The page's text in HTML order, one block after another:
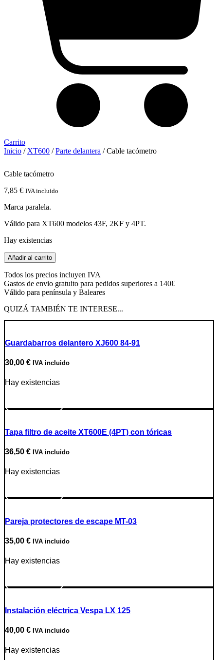
Carrito
Inicio / XT600 /Parte delantera / Cable tacómetro
Cable tacómetro
7,85 € IVA incluido
Marca paralela.
Válido para XT600 modelos 43F, 2KF y 4PT.
Hay existencias
Cable
tacómetro
cantidad
Añadir al carrito
Todos los precios incluyen IVA
Gastos de envio gratuito para pedidos superiores a 140€
Válido para península y Baleares
QUIZÁ TAMBIÉN TE INTERESE...
Guardabarros delantero XJ600 84-91
30,00 € IVA incluido
Hay existencias
Tapa filtro de aceite XT600E (4PT) con tóricas
36,50 € IVA incluido
Hay existencias
Pareja protectores de escape MT-03
35,00 € IVA incluido
Hay existencias
Instalación eléctrica Vespa LX 125
40,00 € IVA incluido
Hay existencias